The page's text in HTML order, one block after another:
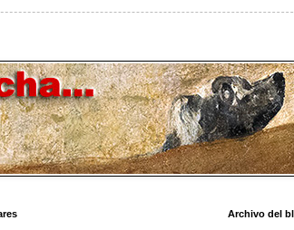
Archivo del